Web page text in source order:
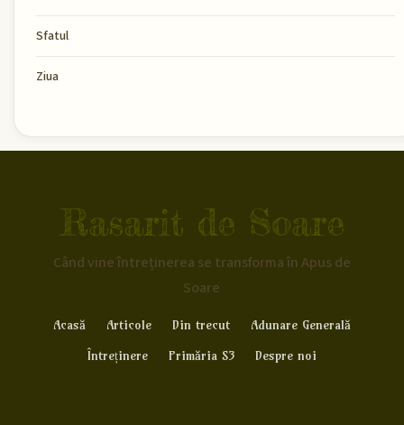
Sfatul
Ziua
Rasarit de Soare
Când vine întreținerea se transforma în Apus de
Soare
Acasă Articole Din trecut
Adunare Generală
Întreținere
Primăria S3 Despre noi